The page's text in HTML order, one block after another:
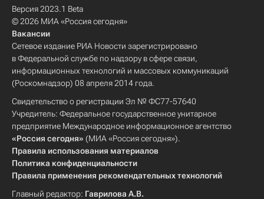
Версия 2023.1 Beta
© 2026 МИА «Россия сегодня»
Вакансии
Сетевое издание РИА Новости зарегистрировано
в Федеральной службе по надзору в сфере связи,
информационных технологий и массовых коммуникаций
(Роскомнадзор) 08 апреля 2014 года.
Свидетельство о регистрации Эл № ФС77-57640
Учредитель: Федеральное государственное унитарное
предприятие Международное информационное агентство
«Россия сегодня» (МИА «Россия сегодня»).
Правила использования материалов
Политика конфиденциальности
Правила применения рекомендательных технологий
Главный редактор: Гаврилова А.В.